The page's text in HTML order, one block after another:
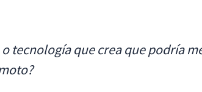
tecnología que crea que podría